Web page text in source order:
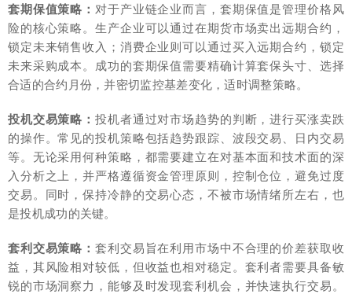
套期保值策略：对于产业链企业而言，套期保值是管理价格风
险的核心策略。生产企业可以通过在期货市场卖出远期合约，
锁定未来销售收入；消费企业则可以通过买入远期合约，锁定
未来采购成本。成功的套期保值需要精确计算套保头寸、选择
合适的合约月份，并密切监控基差变化，适时调整策略。
投机交易策略：投机者通过对市场趋势的判断，进行买涨卖跌
的操作。常见的投机策略包括趋势跟踪、波段交易、日内交易
等。无论采用何种策略，都需要建立在对基本面和技术面的深
入分析之上，并严格遵循资金管理原则，控制仓位，避免过度
交易。同时，保持冷静的交易心态，不被市场情绪所左右，也
是投机成功的关键。
套利交易策略：套利交易旨在利用市场中不合理的价差获取收
益，其风险相对较低，但收益也相对稳定。套利者需要具备敏
锐的市场洞察力，能够及时发现套利机会，并快速执行交易。